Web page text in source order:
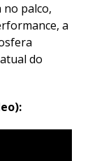
no palco,
a
do